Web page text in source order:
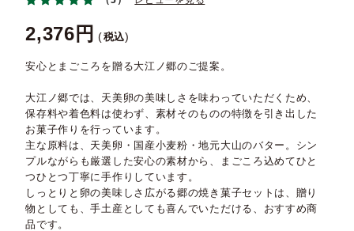
2,376 税込
安心とまごころを贈る大江ノ郷のご提案。
大江ノ郷では、天美卵の美味しさを味わっていただくため、
保存料や着色料は使わず、素材そのものの特徴を引き出した
お菓子作りを行っています。
主な原料は、天美卵・国産小麦粉・地元大山のバター。シン
プルながらも厳選した安心の素材から、まごころ込めてひと
つひとつ丁寧に手作りしています。
しっとりと卵の美味しさ広がる郷の焼き菓子セットは、贈り
物としても、手土産としても喜んでいただける、おすすめ商
品です。